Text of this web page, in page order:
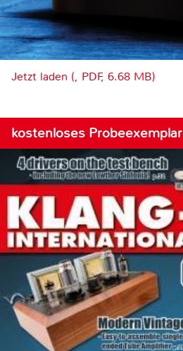
Jetzt laden (, PDF, 6.68 MB)
kostenloses Probeexemplar